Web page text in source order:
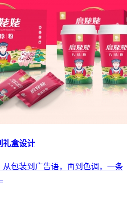
礼盒设计
从包装到广告语，再到色调，一条